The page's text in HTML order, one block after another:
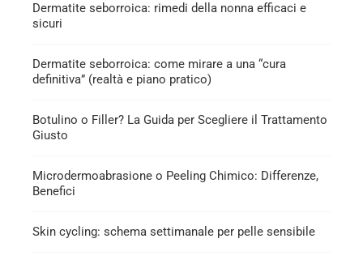
Dermatite seborroica: rimedi della nonna efficaci e
sicuri
Dermatite seborroica: come mirare a una “cura
definitiva” (realtà e piano pratico)
Botulino o Filler? La Guida per Scegliere il Trattamento
Giusto
Microdermoabrasione o Peeling Chimico: Differenze,
Benefici
Skin cycling: schema settimanale per pelle sensibile